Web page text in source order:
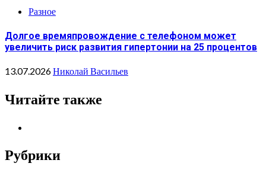
Разное
Долгое времяпровождение с телефоном может
увеличить риск развития гипертонии на 25 процентов
13.07.2026Николай Васильев
Читайте также
Рубрики